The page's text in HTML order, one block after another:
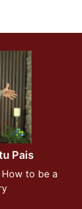
Pais
How to be a